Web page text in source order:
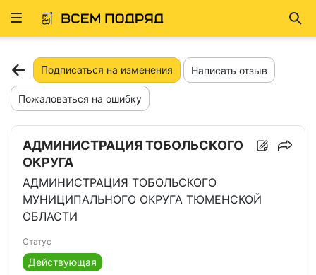
Развернуть
Подписаться на изменения Написать отзыв
Пожаловаться на ошибку
АДМИНИСТРАЦИЯ ТОБОЛЬСКОГО
ОКРУГА
АДМИНИСТРАЦИЯ ТОБОЛЬСКОГО
МУНИЦИПАЛЬНОГО ОКРУГА ТЮМЕНСКОЙ
ОБЛАСТИ
Статус
Действующая